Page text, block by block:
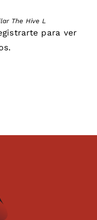
The Hive L
para ver